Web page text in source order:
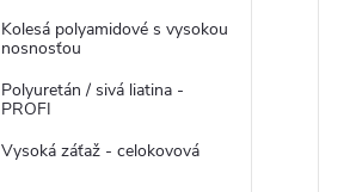
Kolesá polyamidové s vysokou
nosnosťou
Polyuretán / sivá liatina -
PROFI
Vysoká záťaž - celokovová